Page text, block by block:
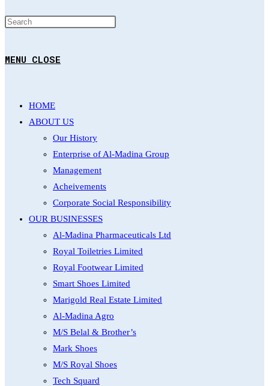
MENU CLOSE
HOME
ABOUT US
Our History
Enterprise of Al-Madina Group
Management
Acheivements
Corporate Social Responsibility
OUR BUSINESSES
Al-Madina Pharmaceuticals Ltd
Royal Toiletries Limited
Royal Footwear Limited
Smart Shoes Limited
Marigold Real Estate Limited
Al-Madina Agro
M/S Belal & Brother’s
Mark Shoes
M/S Royal Shoes
Tech Squard